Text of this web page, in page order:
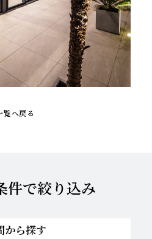
覧へ戻る
件で絞り込み
から探す